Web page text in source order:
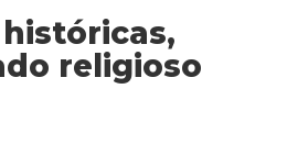
religioso